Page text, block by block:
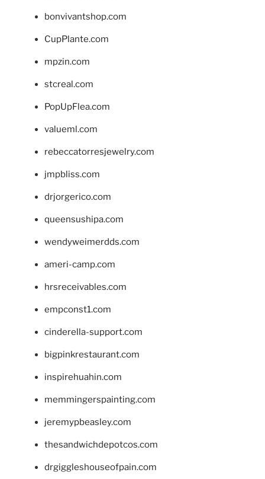
bonvivantshop.com
CupPlante.com
mpzin.com
stcreal.com
PopUpFlea.com
valueml.com
rebeccatorresjewelry.com
jmpbliss.com
drjorgerico.com
queensushipa.com
wendyweimerdds.com
ameri-camp.com
hrsreceivables.com
empconst1.com
cinderella-support.com
bigpinkrestaurant.com
inspirehuahin.com
memmingerspainting.com
jeremypbeasley.com
thesandwichdepotcos.com
drgiggleshouseofpain.com